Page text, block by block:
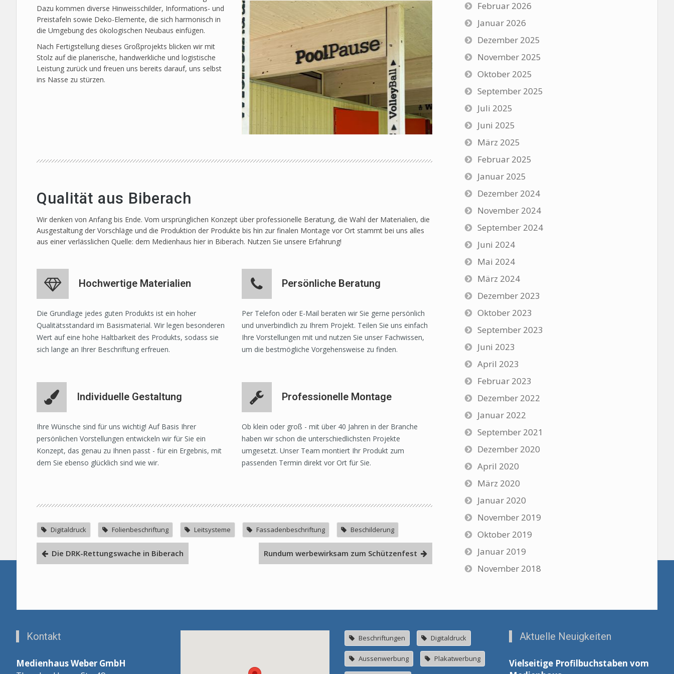
Dazu kommen diverse Hinweisschilder, Informations- und
Preistafeln sowie Deko-Elemente, die sich harmonisch in
die Umgebung des ökologischen Neubaus einfügen.
Nach Fertigstellung dieses Großprojekts blicken wir mit
Stolz auf die planerische, handwerkliche und logistische
Leistung zurück und freuen uns bereits darauf, uns selbst
ins Nasse zu stürzen.
Qualität aus Biberach
Wir denken von Anfang bis Ende. Vom ursprünglichen Konzept über professionelle Beratung, die Wahl der Materialien, die
Ausgestaltung der Vorschläge und die Produktion der Produkte bis hin zur finalen Montage vor Ort stammt bei uns alles
aus einer verlässlichen Quelle: dem Medienhaus hier in Biberach. Nutzen Sie unsere Erfahrung!
Hochwertige Materialien
Die Grundlage jedes guten Produkts ist ein hoher
Qualitätsstandard im Basismaterial. Wir legen besonderen
Wert auf eine hohe Haltbarkeit des Produkts, sodass sie
sich lange an Ihrer Beschriftung erfreuen.
Persönliche Beratung
Per Telefon oder E-Mail beraten wir Sie gerne persönlich
und unverbindlich zu Ihrem Projekt. Teilen Sie uns einfach
Ihre Vorstellungen mit und nutzen Sie unser Fachwissen,
um die bestmögliche Vorgehensweise zu finden.
Individuelle Gestaltung
Ihre Wünsche sind für uns wichtig! Auf Basis Ihrer
persönlichen Vorstellungen entwickeln wir für Sie ein
Konzept, das genau zu Ihnen passt - für ein Ergebnis, mit
dem Sie ebenso glücklich sind wie wir.
Professionelle Montage
Ob klein oder groß - mit über 40 Jahren in der Branche
haben wir schon die unterschiedlichsten Projekte
umgesetzt. Unser Team montiert Ihr Produkt zum
passenden Termin direkt vor Ort für Sie.
Digitaldruck Folienbeschriftung Leitsysteme Fassadenbeschriftung Beschilderung
Die DRK-Rettungswache in Biberach Rundum werbewirksam zum Schützenfest
Februar 2026
Januar 2026
Dezember 2025
November 2025
Oktober 2025
September 2025
Juli 2025
Juni 2025
März 2025
Februar 2025
Januar 2025
Dezember 2024
November 2024
September 2024
Juni 2024
Mai 2024
März 2024
Dezember 2023
Oktober 2023
September 2023
Juni 2023
April 2023
Februar 2023
Dezember 2022
Januar 2022
September 2021
Dezember 2020
April 2020
März 2020
Januar 2020
November 2019
Oktober 2019
Januar 2019
November 2018
Kontakt
Medienhaus Weber GmbH
Beschriftungen Digitaldruck
Aussenwerbung Plakatwerbung
Aktuelle Neuigkeiten
Vielseitige Profilbuchstaben vom